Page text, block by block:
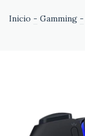
Inicio - Gamming -